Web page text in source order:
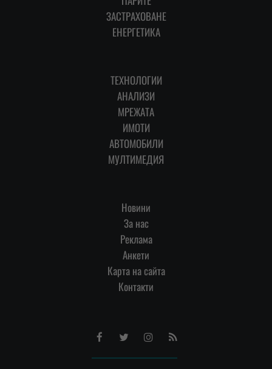
ЗАСТРАХОВАНЕ
ЕНЕРГЕТИКА
ТЕХНОЛОГИИ
АНАЛИЗИ
МРЕЖАТА
ИМОТИ
АВТОМОБИЛИ
МУЛТИМЕДИЯ
Новини
За нас
Реклама
Анкети
Карта на сайта
Контакти
FacebookTwitterInstagram
RSS